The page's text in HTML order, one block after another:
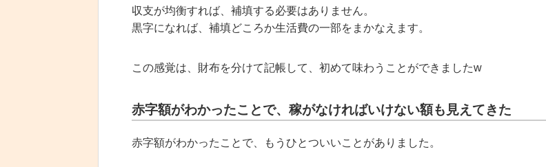
収支が均衡すれば、補填する必要はありません。
黒字になれば、補填どころか生活費の一部をまかなえます。
この感覚は、財布を分けて記帳して、初めて味わうことができましたw
赤字額がわかったことで、稼がなければいけない額も見えてきた
赤字額がわかったことで、もうひとついいことがありました。